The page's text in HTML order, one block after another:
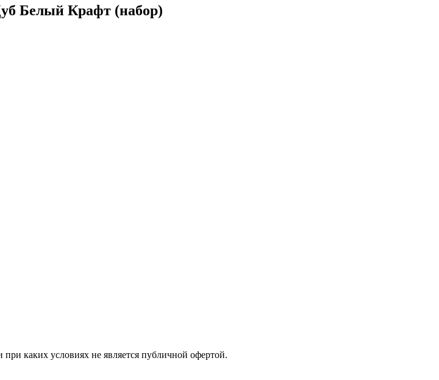
Белый Крафт (набор)
каких условиях не является публичной офертой.